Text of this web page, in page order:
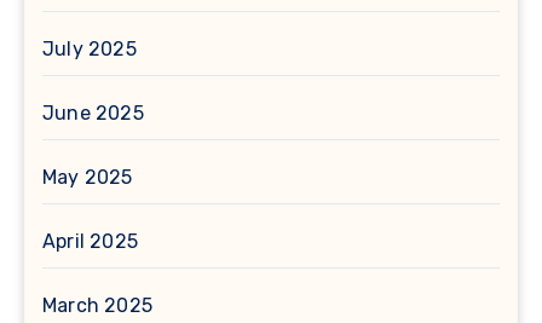
July 2025
June 2025
May 2025
April 2025
March 2025